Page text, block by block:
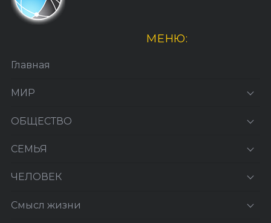
МЕНЮ:
Главная
МИР
ОБЩЕСТВО
СЕМЬЯ
ЧЕЛОВЕК
Смысл жизни